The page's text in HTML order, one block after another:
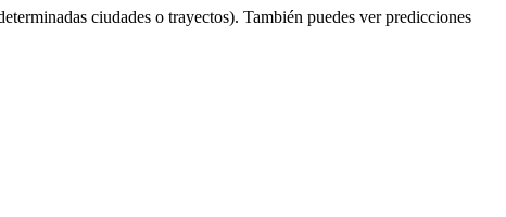
ciudades o trayectos). También puedes ver predicciones